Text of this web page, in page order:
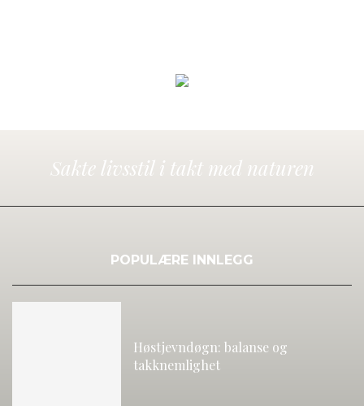
Sakte livsstil i takt med naturen
POPULÆRE INNLEGG
Høstjevndøgn: balanse og
takknemlighet